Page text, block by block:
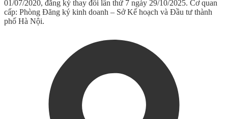
01/07/2020, đăng ký thay đổi lần thứ 7 ngày 29/10/2025. Cơ quan
cấp: Phòng Đăng ký kinh doanh – Sở Kế hoạch và Đầu tư thành
phố Hà Nội.